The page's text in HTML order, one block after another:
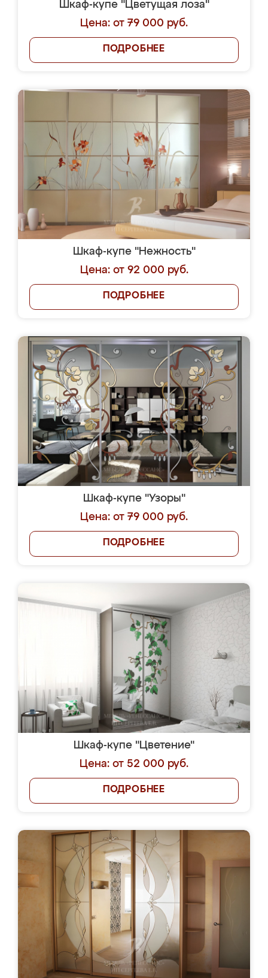
Шкаф-купе "Цветущая лоза"
Цена: от 79 000 руб.
ПОДРОБНЕЕ
Шкаф-купе "Нежность"
Цена: от 92 000 руб.
ПОДРОБНЕЕ
Шкаф-купе "Узоры"
Цена: от 79 000 руб.
ПОДРОБНЕЕ
Шкаф-купе "Цветение"
Цена: от 52 000 руб.
ПОДРОБНЕЕ